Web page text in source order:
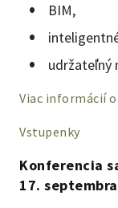
BIM,
udržateľný
Viac informácií
Vstupenky
Konferencia
17.